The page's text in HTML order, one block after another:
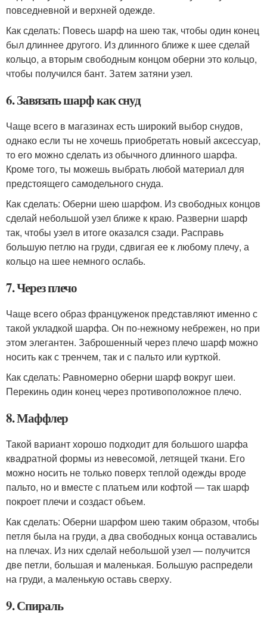
повседневной и верхней одежде.
Как сделать: Повесь шарф на шею так, чтобы один конец
был длиннее другого. Из длинного ближе к шее сделай
кольцо, а вторым свободным концом оберни это кольцо,
чтобы получился бант. Затем затяни узел.
6. Завязать шарф как снуд
Чаще всего в магазинах есть широкий выбор снудов,
однако если ты не хочешь приобретать новый аксессуар,
то его можно сделать из обычного длинного шарфа.
Кроме того, ты можешь выбрать любой материал для
предстоящего самодельного снуда.
Как сделать: Оберни шею шарфом. Из свободных концов
сделай небольшой узел ближе к краю. Разверни шарф
так, чтобы узел в итоге оказался сзади. Расправь
большую петлю на груди, сдвигая ее к любому плечу, а
кольцо на шее немного ослабь.
7. Через плечо
Чаще всего образ француженок представляют именно с
такой укладкой шарфа. Он по-нежному небрежен, но при
этом элегантен. Заброшенный через плечо шарф можно
носить как с тренчем, так и с пальто или курткой.
Как сделать: Равномерно оберни шарф вокруг шеи.
Перекинь один конец через противоположное плечо.
8. Маффлер
Такой вариант хорошо подходит для большого шарфа
квадратной формы из невесомой, летящей ткани. Его
можно носить не только поверх теплой одежды вроде
пальто, но и вместе с платьем или кофтой — так шарф
покроет плечи и создаст объем.
Как сделать: Оберни шарфом шею таким образом, чтобы
петля была на груди, а два свободных конца оставались
на плечах. Из них сделай небольшой узел — получится
две петли, большая и маленькая. Большую распредели
на груди, а маленькую оставь сверху.
9. Спираль